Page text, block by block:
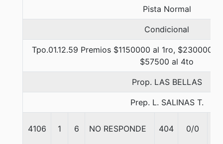
Pista Normal
Condicional
Tpo.01.12.59 Premios $1150000 al 1ro, $230000
$57500 al 4to
Prop. LAS BELLAS
Prep. L. SALINAS T.
4106 1 6 NO RESPONDE 404 0/0